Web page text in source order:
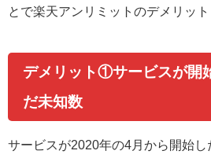
とで楽天アンリミットのデメリット
デメリット①サービスが開
だ未知数
サービスが2020年の4月から開始